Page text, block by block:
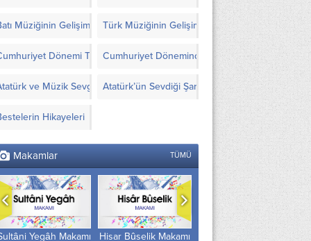
Müziğinin Gelişimi Türk Müziğinin Gelişimi
Dönemi Türk Müziği’nde Yapılanlar
Cumhuriyet Döneminde Türk Müziği İçin
ve Müzik Sevgisi Atatürk’ün Sevdiği Şarkılar ve Notaları
Hikayeleri
Makamlar TÜMÜ
Bûselik Makamı
Zirgüleli Hicaz
Müsteâr Makamı